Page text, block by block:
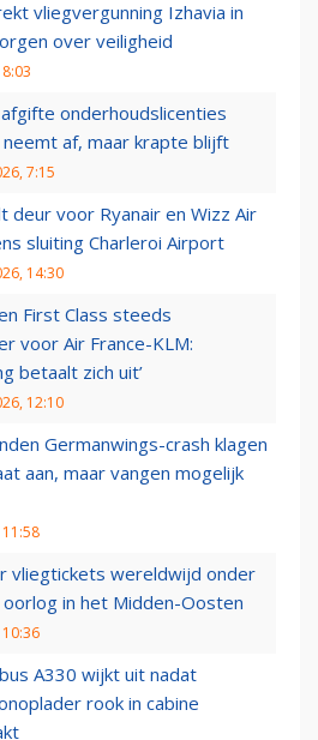
vliegvergunning Izhavia in
over veiligheid
onderhoudslicenties
af, maar krapte blijft
7:15
deur voor Ryanair en Wizz Air
sluiting Charleroi Airport
14:30
First Class steeds
voor Air France-KLM:
betaalt zich uit’
12:10
Germanwings-crash klagen
aan, maar vangen mogelijk
vliegtickets wereldwijd onder
in het Midden-Oosten
A330 wijkt uit nadat
rook in cabine